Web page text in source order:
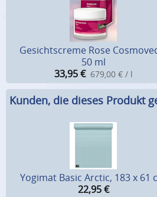
Gesichtscreme Rose
50 ml
33,95 € 679,00 € / l
Kunden, die dieses Produkt
Yogimat Basic Arctic, 183 x 61
22,95 €